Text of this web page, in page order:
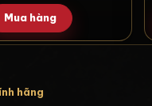
Mua hàng
hãng